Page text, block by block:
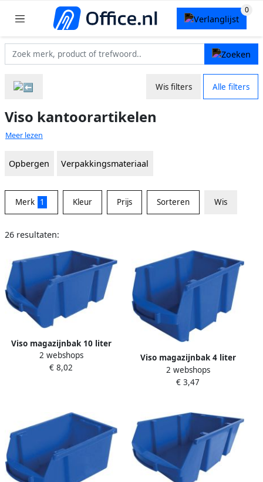
Wis filters Alle filters
Viso kantoorartikelen
Meer lezen
Opbergen Verpakkingsmateriaal
Merk 1 Kleur Prijs Sorteren Wis
26 resultaten:
Viso magazijnbak 10 liter
blauw
2 webshops
€ 8,02
Viso magazijnbak 4 liter
blauw
2 webshops
€ 3,47